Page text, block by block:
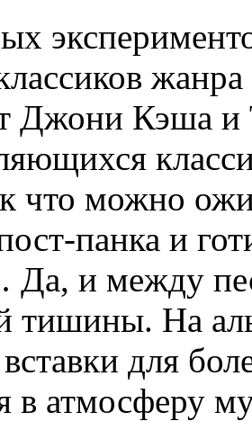
Джони Кэша и
что можно
панка и
Да, и между
тишины. На
для
в атмосферу